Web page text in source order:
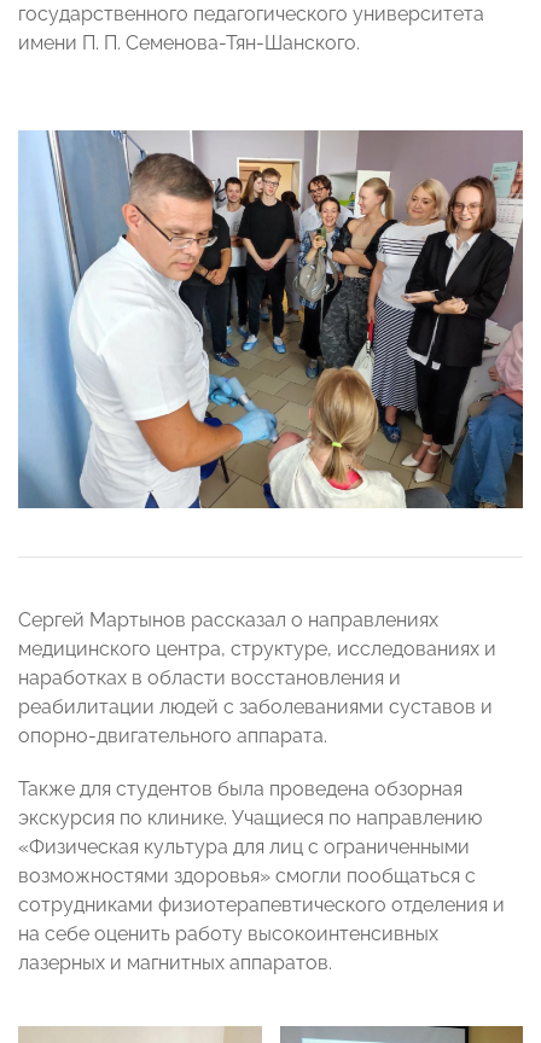
государственного педагогического университета
имени П. П. Семенова-Тян-Шанского.
Сергей Мартынов рассказал о направлениях
медицинского центра, структуре, исследованиях и
наработках в области восстановления и
реабилитации людей с заболеваниями суставов и
опорно-двигательного аппарата.
Также для студентов была проведена обзорная
экскурсия по клинике. Учащиеся по направлению
«Физическая культура для лиц с ограниченными
возможностями здоровья» смогли пообщаться с
сотрудниками физиотерапевтического отделения и
на себе оценить работу высокоинтенсивных
лазерных и магнитных аппаратов.